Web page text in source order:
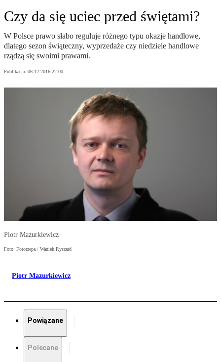
Czy da się uciec przed świętami?
W Polsce prawo słabo reguluje różnego typu okazje handlowe,
dlatego sezon świąteczny, wyprzedaże czy niedziele handlowe
rządzą się swoimi prawami.
Publikacja: 06.12.2016 22:00
Piotr Mazurkiewicz
Foto: Fotorzepa / Waniek Ryszard
Piotr Mazurkiewicz
Powiązane
Polecane